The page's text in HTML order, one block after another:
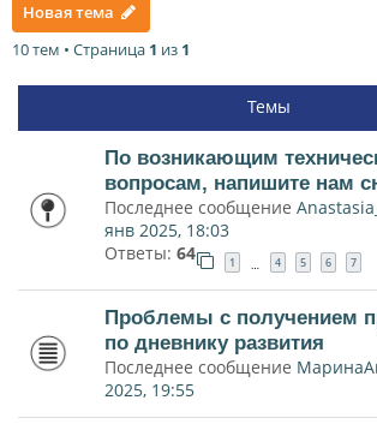
Новая тема
10 тем • Страница 1 из 1
Темы
По возникающим
вопросам, напишите нам
Последнее сообщение
янв 2025, 18:03
Ответы: 64 1 … 4 5 6 7
Проблемы с получением
по дневнику развития
Последнее сообщение
2025, 19:55